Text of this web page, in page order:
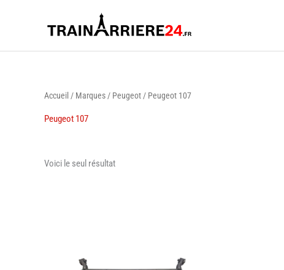
Accueil / Marques / Peugeot / Peugeot 107
Peugeot 107
Voici le seul résultat